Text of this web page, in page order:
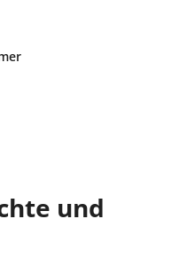
und